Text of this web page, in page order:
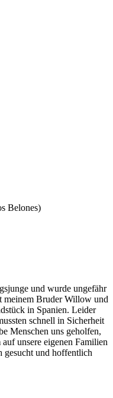
Belones)
und wurde ungefähr
meinem Bruder Willow und
in Spanien. Leider
schnell in Sicherheit
Menschen uns geholfen,
unsere eigenen Familien
gesucht und hoffentlich